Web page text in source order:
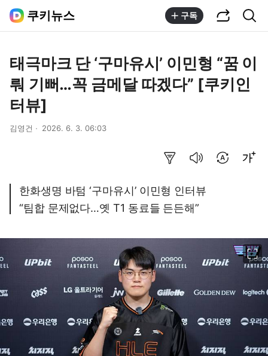
쿠키뉴스 구독
태극마크 단 ‘구마유시’ 이민형 “꿈 이
뤄 기뻐…꼭 금메달 따겠다” [쿠키인
터뷰]
김영건 2026. 6. 3. 06:03
한화생명 바텀 ‘구마유시’ 이민형 인터뷰
“팀합 문제없다…옛 T1 동료들 든든해”